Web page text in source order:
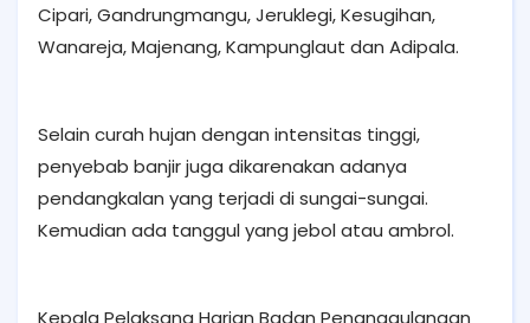
Cipari, Gandrungmangu, Jeruklegi, Kesugihan,
Wanareja, Majenang, Kampunglaut dan Adipala.
Selain curah hujan dengan intensitas tinggi,
penyebab banjir juga dikarenakan adanya
pendangkalan yang terjadi di sungai-sungai.
Kemudian ada tanggul yang jebol atau ambrol.
Kepala Pelaksana Harian Badan Penanggulangan